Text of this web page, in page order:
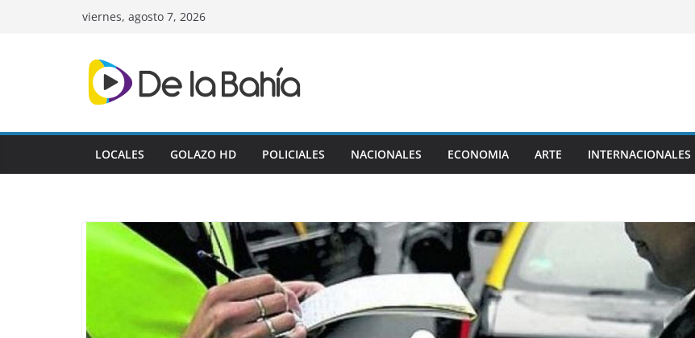
viernes, agosto 7, 2026
LOCALES GOLAZO HD POLICIALES NACIONALES ECONOMIA ARTE INTERNACIONALES